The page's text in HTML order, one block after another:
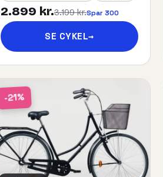
2.899 kr.3.199 kr.Spar 300
SE CYKEL→
-21%